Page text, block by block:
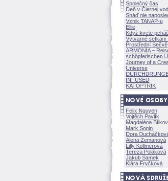
Společný čas
Deň v Čiernej
Snáď nie
Vznik TANAP-u
Ellie
Když kvete
Výtvarné setkání
Prostřední Bečvě
ARMONÍA –
schöpferischen
Journey of a
Universe
INFUSED
KATOPTRIK
Felix Nguyen
Vojtěch Pavlík
Magdaléna
Mark Sonin
Dora
Alena Zemanov
Lilly Kollmerov
Tereza Polákov
Jakub Samek
Klára Fryčkov